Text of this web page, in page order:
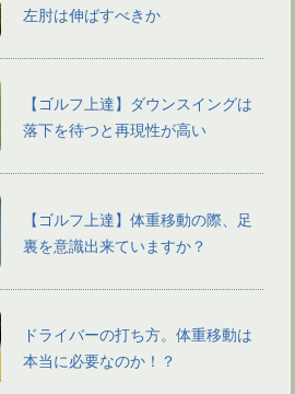
左肘は伸ばすべきか
【ゴルフ上達】ダウンスイングは
落下を待つと再現性が高い
【ゴルフ上達】体重移動の際、足
裏を意識出来ていますか？
ドライバーの打ち方。体重移動は
本当に必要なのか！？